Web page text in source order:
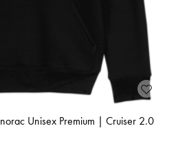
Unisex Premium | Cruiser 2.0